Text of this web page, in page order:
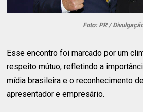
Foto: PR /
Esse encontro foi marcado por um
respeito mútuo, refletindo a
mídia brasileira e o reconhecimento
apresentador e empresário.